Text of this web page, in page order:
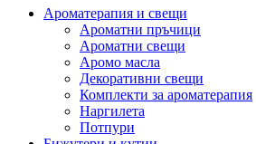
Ароматерапия и свещи
Ароматни пръчици
Ароматни свещи
Аромо масла
Декоративни свещи
Комплекти за ароматерапия
Наргилета
Потпури